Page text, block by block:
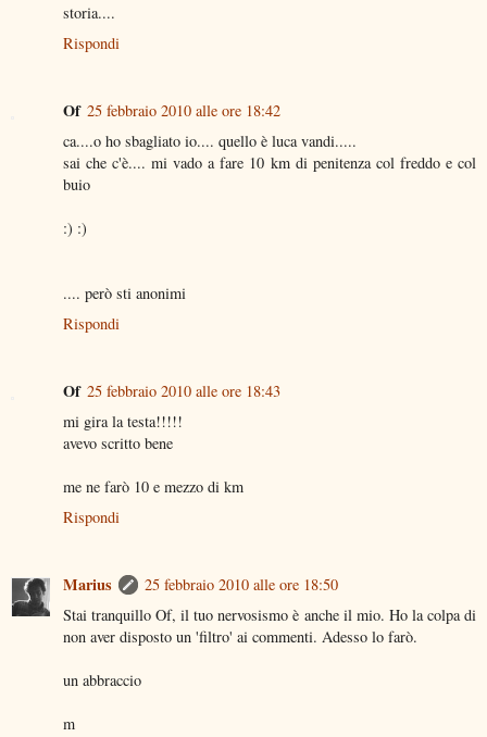
storia....
Rispondi
Of 25 febbraio 2010 alle ore 18:42
ca....o ho sbagliato io.... quello è luca vandi.....
sai che c'è.... mi vado a fare 10 km di penitenza col freddo e col
buio
:) :)
.... però sti anonimi
Rispondi
Of 25 febbraio 2010 alle ore 18:43
mi gira la testa!!!!!
avevo scritto bene
me ne farò 10 e mezzo di km
Rispondi
Marius
25 febbraio 2010 alle ore 18:50
Stai tranquillo Of, il tuo nervosismo è anche il mio. Ho la colpa di
non aver disposto un 'filtro' ai commenti. Adesso lo farò.
un abbraccio
m